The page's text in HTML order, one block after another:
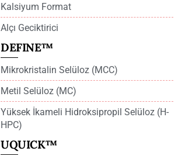
Kalsiyum Format
Alçı Geciktirici
DEFINE™
Mikrokristalin Selüloz (MCC)
Metil Selüloz (MC)
Yüksek İkameli Hidroksipropil Selüloz (H-
HPC)
UQUICK™